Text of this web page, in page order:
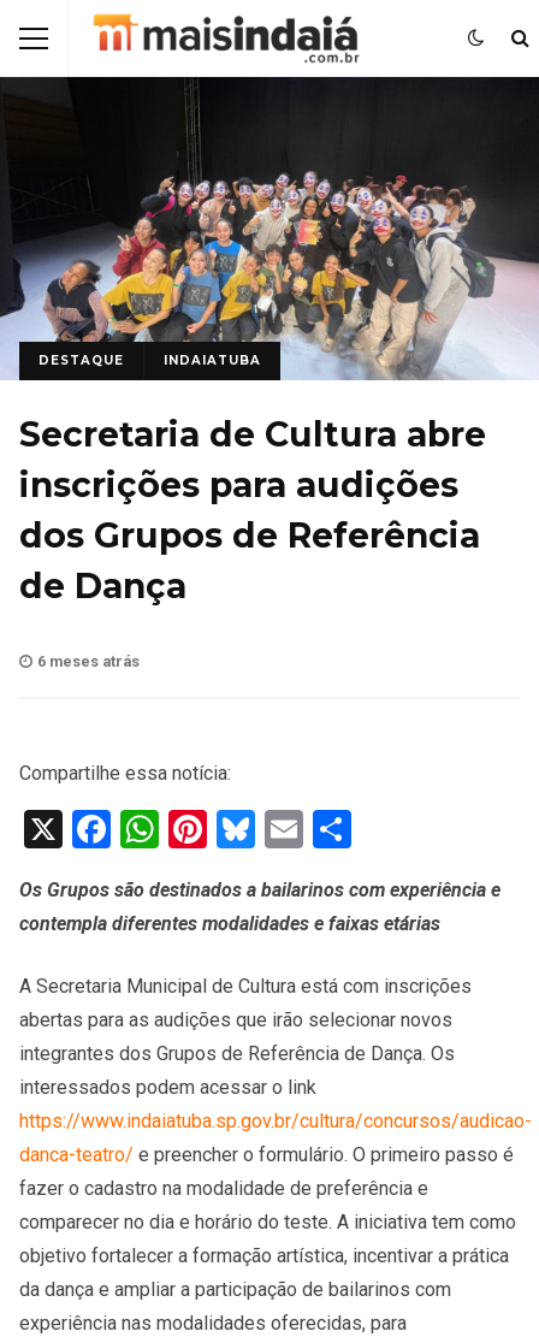
DESTAQUE INDAIATUBA
Secretaria de Cultura abre
inscrições para audições
dos Grupos de Referência
de Dança
6 meses atrás
Compartilhe essa notícia:
X Facebook
WhatsApp
Pinterest
Bluesky
Email
Os Grupos são destinados a bailarinos com experiência e
contempla diferentes modalidades e faixas etárias
A Secretaria Municipal de Cultura está com inscrições
abertas para as audições que irão selecionar novos
integrantes dos Grupos de Referência de Dança. Os
interessados podem acessar o link
https://www.indaiatuba.sp.gov.br/cultura/concursos/audicao-
danca-teatro/ e preencher o formulário. O primeiro passo é
fazer o cadastro na modalidade de preferência e
comparecer no dia e horário do teste. A iniciativa tem como
objetivo fortalecer a formação artística, incentivar a prática
da dança e ampliar a participação de bailarinos com
experiência nas modalidades oferecidas, para